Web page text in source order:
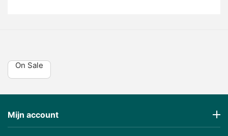
On Sale
Mijn account